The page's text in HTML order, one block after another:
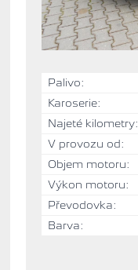
Palivo:
Karoserie:
Najeté kilometry:
V provozu od:
Objem motoru:
Výkon motoru:
Převodovka:
Barva: